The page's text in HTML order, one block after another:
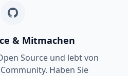
& Mitmachen
Source und lebt von
Haben Sie